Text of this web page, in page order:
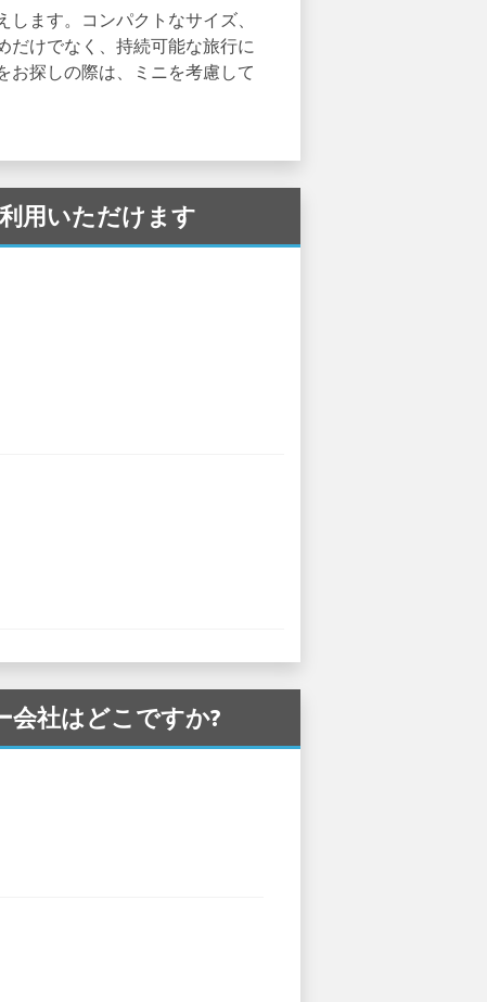
ます。コンパクトなサイズ、
だけでなく、持続可能な旅行に
お探しの際は、ミニを考慮して
用いただけます
会社はどこですか?